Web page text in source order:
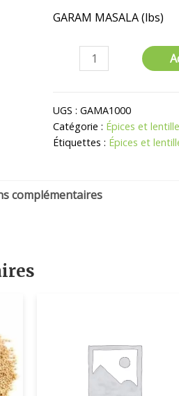
GARAM MASALA (lbs)
quantité
Masala
UGS :GAMA1000
Catégorie : Épices et
Étiquettes : Épices et
complémentaires